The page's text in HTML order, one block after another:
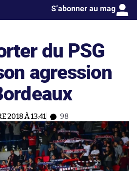
S’abonner au mag
du PSG
agression
2018 À 13:41 98